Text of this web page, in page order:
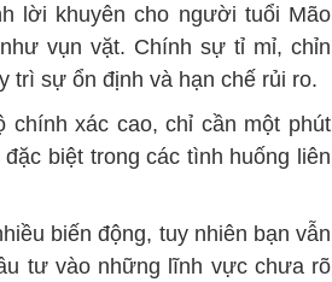
lời khuyên cho người tuổi Mão
vụn vặt. Chính sự tỉ mỉ, chỉn
trì sự ổn định và hạn chế rủi ro.
xác cao, chỉ cần một phút
biệt trong các tình huống liên
biến động, tuy nhiên bạn vẫn
tư vào những lĩnh vực chưa rõ